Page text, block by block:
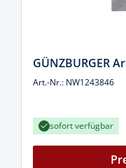
GÜNZBURGER
Art.-Nr.: NW1243846
sofort verfügbar